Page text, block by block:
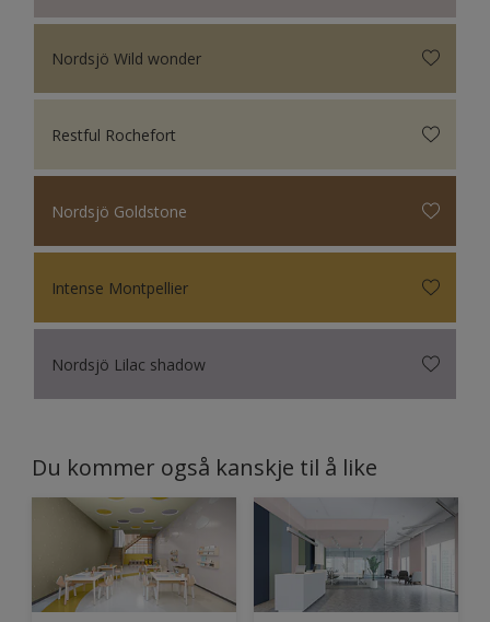
Nordsjö Wild wonder
Restful Rochefort
Nordsjö Goldstone
Intense Montpellier
Nordsjö Lilac shadow
Du kommer også kanskje til å like